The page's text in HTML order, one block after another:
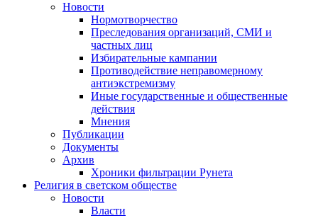
Новости
Нормотворчество
Преследования организаций, СМИ и
частных лиц
Избирательные кампании
Противодействие неправомерному
антиэкстремизму
Иные государственные и общественные
действия
Мнения
Публикации
Документы
Архив
Хроники фильтрации Рунета
Религия в светском обществе
Новости
Власти